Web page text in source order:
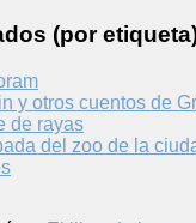
(por
y otros cuentos de
de rayas
del zoo de la